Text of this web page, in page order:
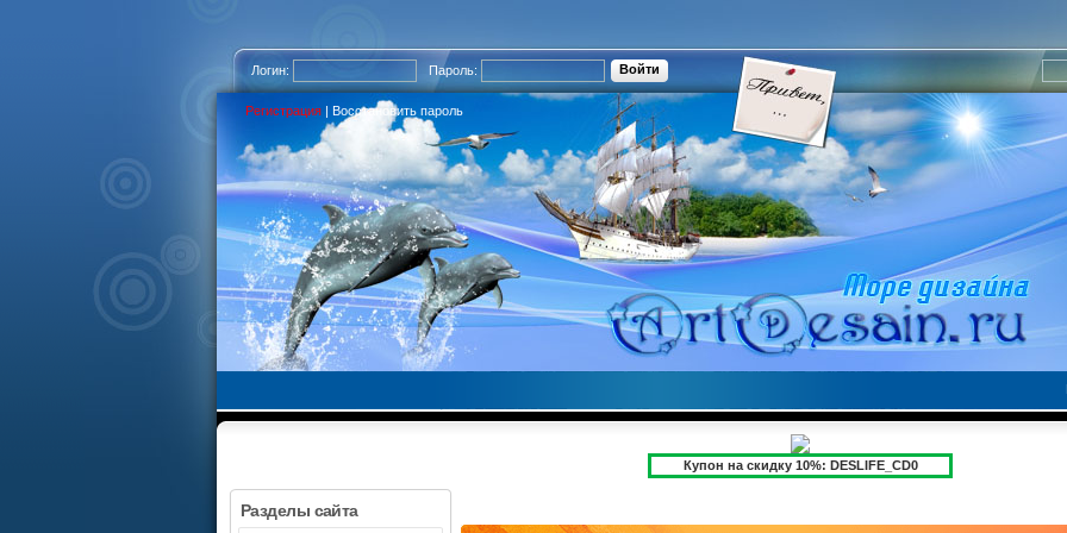
Логин: Пароль:
Регистрация | Восстановить пароль
Купон на скидку 10%: DESLIFE_CD0
Разделы сайта